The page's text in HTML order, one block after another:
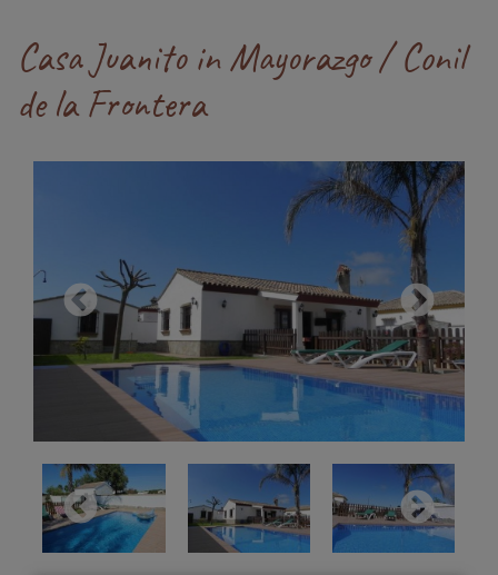
Casa Juanito in Mayorazgo / Conil
de la Frontera